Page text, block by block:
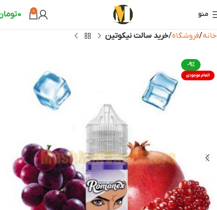
منو 0
0
خانه فروشگاه خرید سالت نیکوتین
-9%
اتمام موجودی